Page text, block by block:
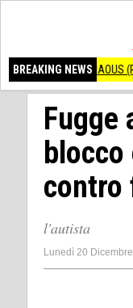
BREAKING NEWS
(PAVIA) Amnesty
Fugge
contro
l'autista
Lunedì 20